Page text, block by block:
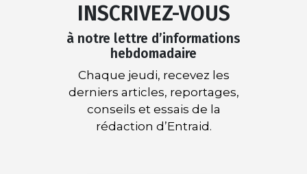
INSCRIVEZ-VOUS
à notre lettre d’informations
hebdomadaire
Chaque jeudi, recevez les
derniers articles, reportages,
conseils et essais de la
rédaction d’Entraid.